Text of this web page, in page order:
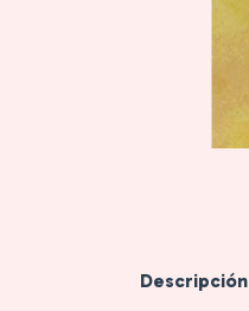
Descripción